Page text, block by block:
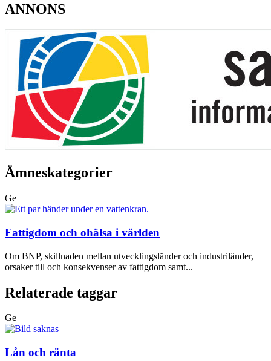
ANNONS
Ämneskategorier
Ge
Fattigdom och ohälsa i världen
Om BNP, skillnaden mellan utvecklingsländer och industriländer,
orsaker till och konsekvenser av fattigdom samt...
Relaterade taggar
Ge
Lån och ränta